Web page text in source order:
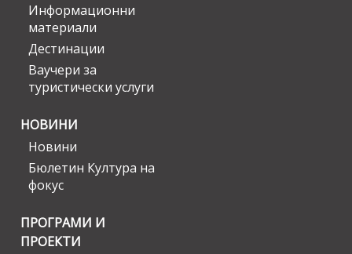
Информационни
материали
Дестинации
Ваучери за
туристически услуги
НОВИНИ
Новини
Бюлетин Култура на
фокус
ПРОГРАМИ И
ПРОЕКТИ